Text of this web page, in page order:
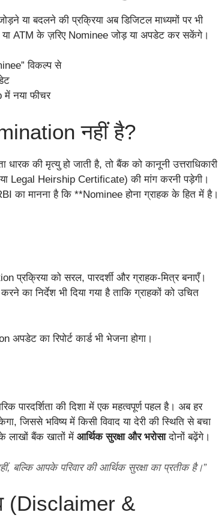
या बदलने की प्रक्रिया अब डिजिटल माध्यमों पर भी
या ATM के ज़रिए Nominee जोड़ या अपडेट कर सकेंगे।
विकल्प से
नया फीचर
नहीं है?
की मृत्यु हो जाती है, तो बैंक को कानूनी उत्तराधिकारी
Legal Heirship Certificate) की मांग करनी पड़ेगी।
का मानना है कि **Nominee होना ग्राहक के हित में है।
प्रक्रिया को सरल, पारदर्शी और ग्राहक-मित्र बनाएँ।
का निर्देश भी दिया गया है ताकि ग्राहकों को उचित
का रिपोर्ट कार्ड भी भेजना होगा।
पारदर्शिता की दिशा में एक महत्वपूर्ण पहल है। अब हर
जिससे भविष्य में किसी विवाद या देरी की स्थिति से बचा
लाखों बैंक खातों मेंआर्थिक सुरक्षा और भरोसादोनों बढ़ेंगे।
बल्कि आपके परिवार की आर्थिक सुरक्षा का प्रतीक है।”
(Disclaimer &